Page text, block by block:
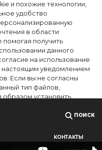
и похожие технологии,
удобство
в области
помогая получить
данного
на использование
настоящим уведомлением
Если вы не согласны
тип файлов,
установить
использовать сайт wfc.tv
стал новой
моды —
само находит
ПОИСК
КОНТАКТЫ